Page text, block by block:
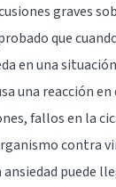
graves
que
en una
una reacción en
fallos en la
contra
puede